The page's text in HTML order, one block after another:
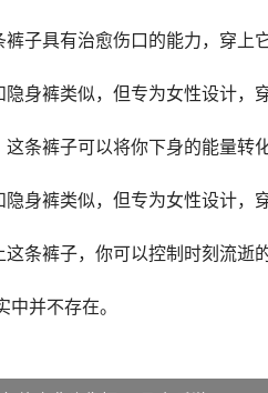
裤子具有治愈伤口的能力，穿上
隐身裤类似，但专为女性设计，
这条裤子可以将你下身的能量转
隐身裤类似，但专为女性设计，
这条裤子，你可以控制时刻流逝
并不存在。